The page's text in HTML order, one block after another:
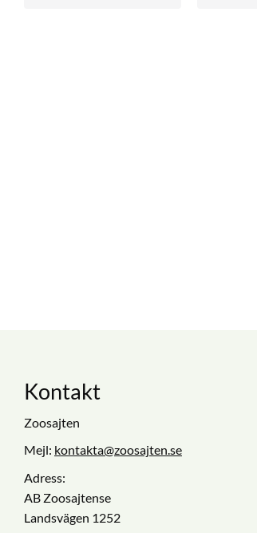
Kontakt
Zoosajten
Mejl: kontakta@zoosajten.se
Adress:
AB Zoosajtense
Landsvägen 1252